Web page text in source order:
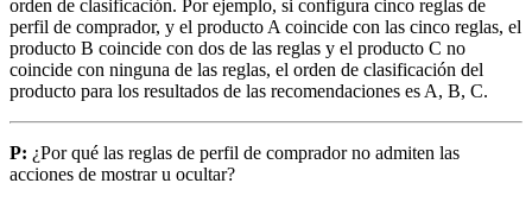
orden de clasificación. Por ejemplo, si configura cinco reglas de
perfil de comprador, y el producto A coincide con las cinco reglas, el
producto B coincide con dos de las reglas y el producto C no
coincide con ninguna de las reglas, el orden de clasificación del
producto para los resultados de las recomendaciones es A, B, C.
P: ¿Por qué las reglas de perfil de comprador no admiten las
acciones de mostrar u ocultar?